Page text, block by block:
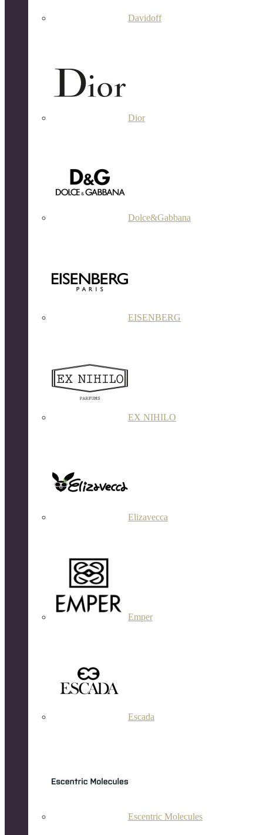
Davidoff
Dior
Dolce&Gabbana
EISENBERG
EX NIHILO
Elizavecca
Emper
Escada
Escentric Molecules